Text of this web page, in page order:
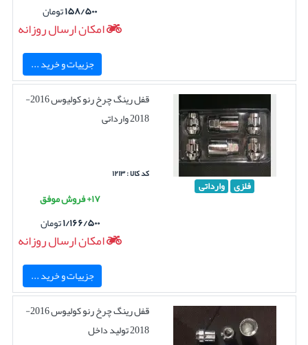
۱۵۸/۵۰۰تومان
امکان ارسال روزانه
جزییات و خرید ...
فلزی وارداتی
قفل رینگ چرخ رنو کولیوس 2016-
2018 وارداتی
کد کالا : ۱۲۱۳
۱۷+ فروش موفق
۱/۱۶۶/۵۰۰تومان
امکان ارسال روزانه
جزییات و خرید ...
قفل رینگ چرخ رنو کولیوس 2016-
2018 تولید داخل